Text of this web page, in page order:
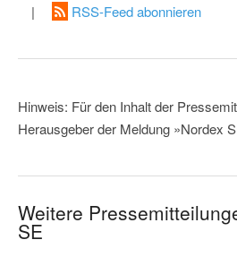
|
RSS-Feed abonnieren
Hinweis: Für den Inhalt der
Herausgeber der Meldung »Nordex
Weitere
SE